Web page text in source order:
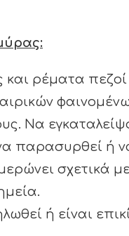
ρέματα
Να
παρασυρθεί ή
σχετικά
ή είναι